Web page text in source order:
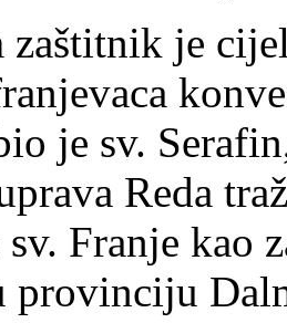
zaštitnik je
je sv.
Reda
Franje kao
provinciju